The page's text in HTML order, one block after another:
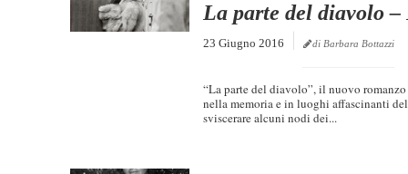
La parte del diavolo
23 Giugno 2016 di Barbara Bottazzi
“La parte del diavolo”, il nuovo
nella memoria e in luoghi affascinanti
sviscerare alcuni nodi dei...